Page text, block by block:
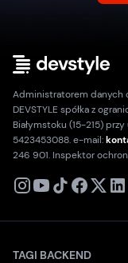
Administratorem danych
DEVSTYLE spółka z
Białymstoku (15-215)
5423453088. e-mail:
246 901. Inspektor
X
TAGI BACKEND